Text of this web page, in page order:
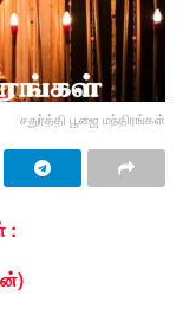
சதுர்த்தி பூஜை மந்திரங்கள்
: